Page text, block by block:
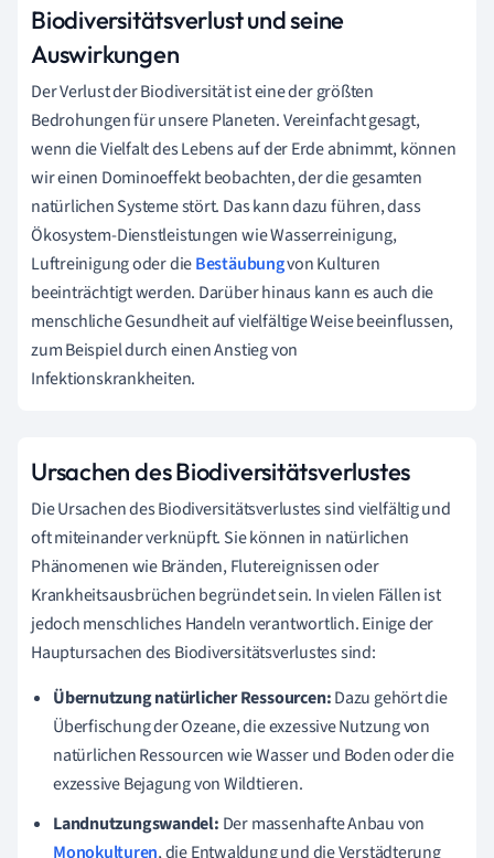
Biodiversitätsverlust und seine
Auswirkungen
Der Verlust der Biodiversität ist eine der größten
Bedrohungen für unsere Planeten. Vereinfacht gesagt,
wenn die Vielfalt des Lebens auf der Erde abnimmt, können
wir einen Dominoeffekt beobachten, der die gesamten
natürlichen Systeme stört. Das kann dazu führen, dass
Ökosystem-Dienstleistungen wie Wasserreinigung,
Luftreinigung oder dieBestäubungvon Kulturen
beeinträchtigt werden. Darüber hinaus kann es auch die
menschliche Gesundheit auf vielfältige Weise beeinflussen,
zum Beispiel durch einen Anstieg von
Infektionskrankheiten.
Ursachen des Biodiversitätsverlustes
Die Ursachen des Biodiversitätsverlustes sind vielfältig und
oft miteinander verknüpft. Sie können in natürlichen
Phänomenen wie Bränden, Flutereignissen oder
Krankheitsausbrüchen begründet sein. In vielen Fällen ist
jedoch menschliches Handeln verantwortlich. Einige der
Hauptursachen des Biodiversitätsverlustes sind:
Übernutzung natürlicher Ressourcen:Dazu gehört die
Überfischung der Ozeane, die exzessive Nutzung von
natürlichen Ressourcen wie Wasser und Boden oder die
exzessive Bejagung von Wildtieren.
Landnutzungswandel: Der massenhafte Anbau von
Monokulturen, die Entwaldung und die Verstädterung